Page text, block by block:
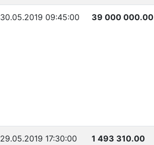
30.05.2019 09:45:00 39 000 000.00
29.05.2019 17:30:00 1 493 310.00